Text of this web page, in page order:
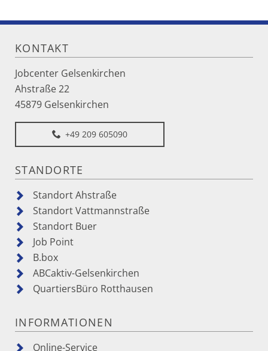
KONTAKT
Jobcenter Gelsenkirchen
Ahstraße 22
45879 Gelsenkirchen
+49 209 605090
STANDORTE
Standort Ahstraße
Standort Vattmannstraße
Standort Buer
Job Point
B.box
ABCaktiv-Gelsenkirchen
QuartiersBüro Rotthausen
INFORMATIONEN
Online-Service